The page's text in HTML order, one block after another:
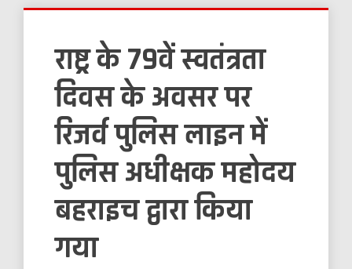
राष्ट्र के 79वें स्वतंत्रता
दिवस के अवसर पर
रिजर्व पुलिस लाइन में
पुलिस अधीक्षक महोदय
बहराइच द्वारा किया
गया